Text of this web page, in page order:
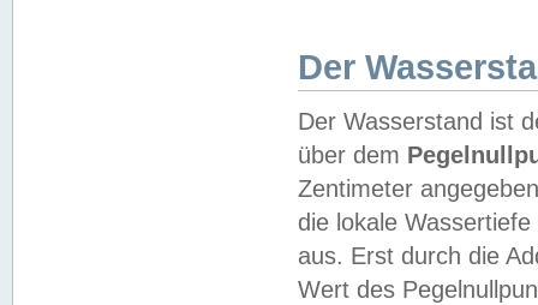
Der
Der Wasserstand ist
über dem
Zentimeter
die lokale
aus. Erst durch die
Wert des